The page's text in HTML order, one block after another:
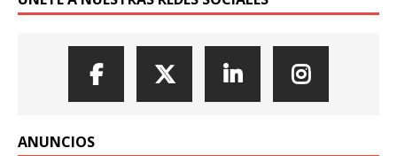
ANUNCIOS